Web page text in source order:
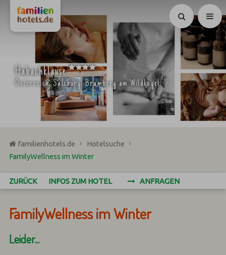
Suchen
Habachklause ****
Österreich, Salzburg, Bramberg am Wildkogel
familienhotels.de
Hotelsuche
FamilyWellness im Winter
ZURÜCK INFOS ZUM HOTEL ANFRAGEN
FamilyWellness im Winter
Leider...